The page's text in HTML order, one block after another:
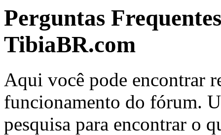
Perguntas
TibiaBR.com
Aqui você pode encontrar
funcionamento do fórum.
pesquisa para encontrar o